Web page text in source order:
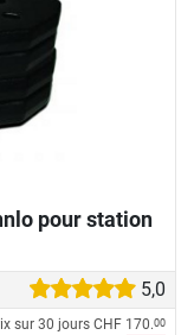
pour station
5,0
sur 30 jours CHF 170.00